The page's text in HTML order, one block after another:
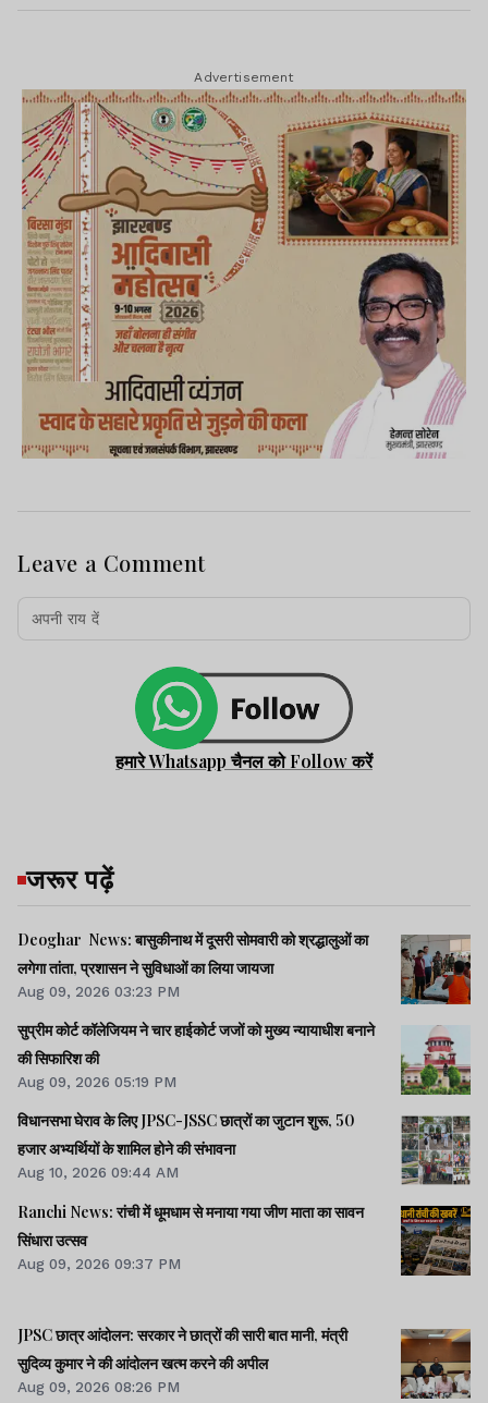
Advertisement
Leave a Comment
हमारे Whatsapp चैनल को Follow करें
जरूर पढ़ें
Deoghar News: बासुकीनाथ में दूसरी सोमवारी को श्रद्धालुओं का
लगेगा तांता, प्रशासन ने सुविधाओं का लिया जायजा
Aug 09, 2026 03:23 PM
सुप्रीम कोर्ट कॉलेजियम ने चार हाईकोर्ट जजों को मुख्य न्यायाधीश बनाने
की सिफारिश की
Aug 09, 2026 05:19 PM
विधानसभा घेराव के लिए JPSC-JSSC छात्रों का जुटान शुरू, 50
हजार अभ्यर्थियों के शामिल होने की संभावना
Aug 10, 2026 09:44 AM
Ranchi News: रांची में धूमधाम से मनाया गया जीण माता का सावन
सिंधारा उत्सव
Aug 09, 2026 09:37 PM
JPSC छात्र आंदोलन: सरकार ने छात्रों की सारी बात मानी, मंत्री
सुदिव्य कुमार ने की आंदोलन खत्म करने की अपील
Aug 09, 2026 08:26 PM